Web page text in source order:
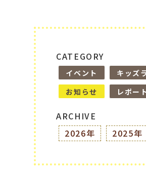
CATEGORY
イベント キッズ
お知らせ
レポー
ARCHIVE
2026年
2025年